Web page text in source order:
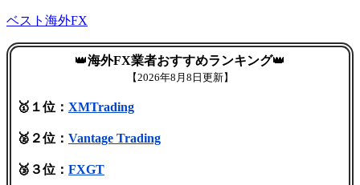
ベスト海外FX
👑海外FX業者おすすめランキング👑
【2026年8月8日更新】
🥇１位： XMTrading
🥈２位： Vantage Trading
🥉３位： FXGT